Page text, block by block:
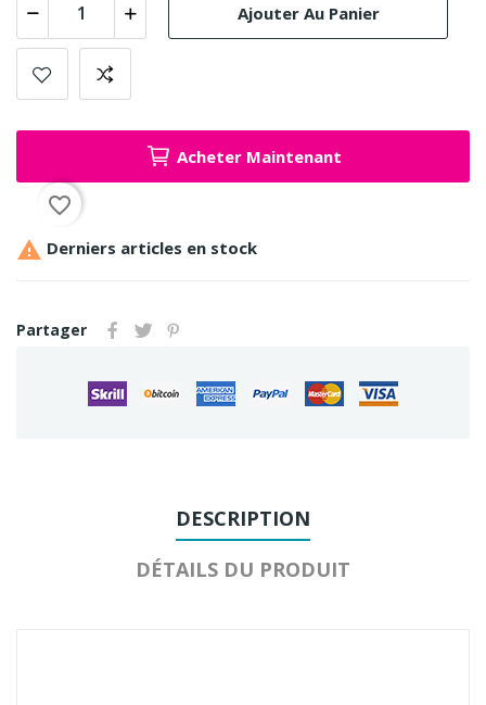
Ajouter Au Panier
Acheter Maintenant
favorite_border
 Derniers articles en stock
Partager
DESCRIPTION
DÉTAILS DU PRODUIT